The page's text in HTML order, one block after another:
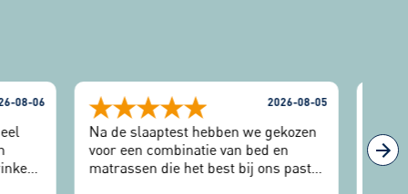
08-06 2026-08-05
Na de slaaptest hebben we gekozen
voor een combinatie van bed en
matrassen die het best bij ons past.
Heel
echt